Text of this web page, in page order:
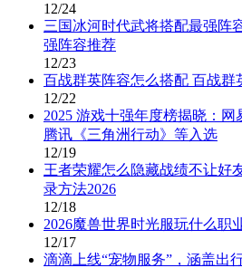
12/24
三国冰河时代武将搭配最强阵
强阵容推荐
12/23
百战群英阵容怎么搭配 百战群
12/22
2025 游戏十强年度榜揭晓：网
腾讯《三角洲行动》等入选
12/19
王者荣耀怎么隐藏战绩不让好
录方法2026
12/18
2026魔兽世界时光服玩什么职
12/17
滴滴上线“宠物服务”，涵盖出